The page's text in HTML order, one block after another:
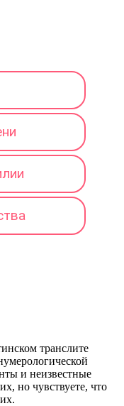
транслите
и неизвестные
но чувствуете, что